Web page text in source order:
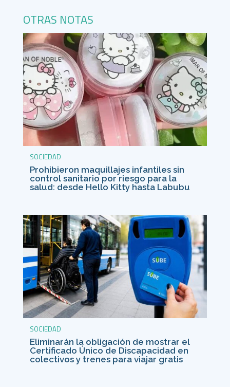
OTRAS NOTAS
SOCIEDAD
Prohibieron maquillajes infantiles sin
control sanitario por riesgo para la
salud: desde Hello Kitty hasta Labubu
SOCIEDAD
Eliminarán la obligación de mostrar el
Certificado Único de Discapacidad en
colectivos y trenes para viajar gratis